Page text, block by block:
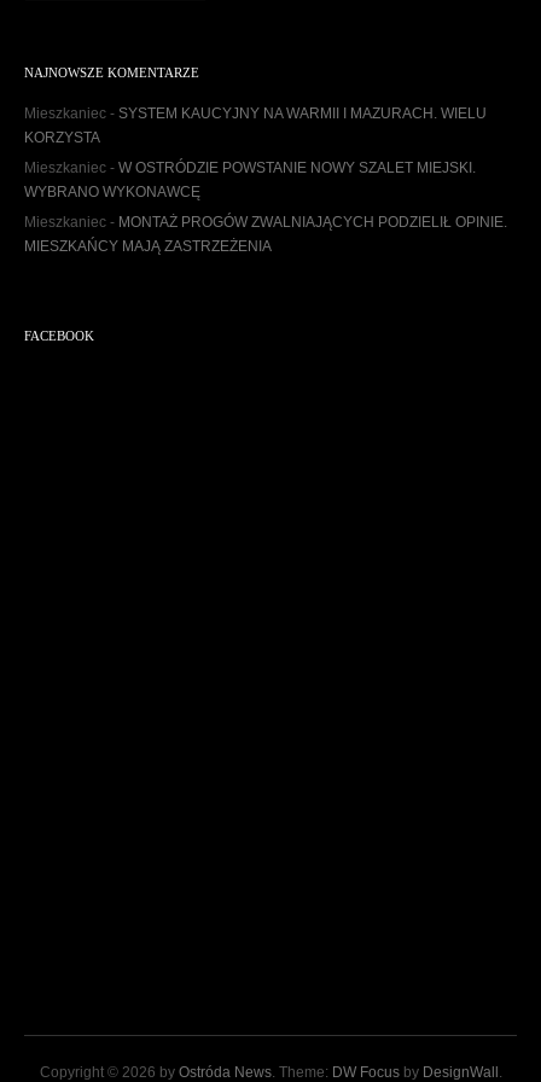
w
u
NAJNOWSZE KOMENTARZE
Mieszkaniec - SYSTEM KAUCYJNY NA WARMII I MAZURACH. WIELU
KORZYSTA
Mieszkaniec - W OSTRÓDZIE POWSTANIE NOWY SZALET MIEJSKI.
WYBRANO WYKONAWCĘ
Mieszkaniec - MONTAŻ PROGÓW ZWALNIAJĄCYCH PODZIELIŁ OPINIE.
MIESZKAŃCY MAJĄ ZASTRZEŻENIA
FACEBOOK
Copyright © 2026 by Ostróda News. Theme: DW Focusby DesignWall .